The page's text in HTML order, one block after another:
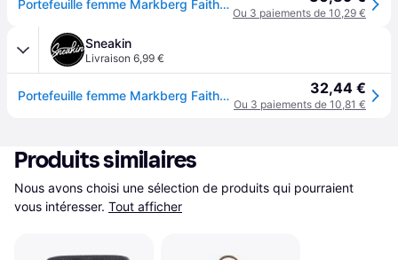
Portefeuille femme Markberg FaithMBG - Marron
Ou 3 paiements de 10,29 €
Sneakin
Livraison 6,99 €
Portefeuille femme Markberg FaithMBG - Marron 32,44 €
Ou 3 paiements de 10,81 €
Produits similaires
Nous avons choisi une sélection de produits qui pourraient
vous intéresser. Tout afficher